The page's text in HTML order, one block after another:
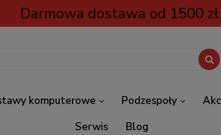
Darmowa dostawa od 1500 zł
komputerowe Podzespoły
Serwis
Blog